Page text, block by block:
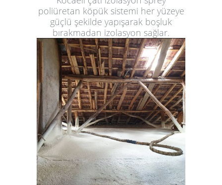
poliüretan köpük sistemi her yüzeye
güçlü şekilde yapışarak boşluk
bırakmadan izolasyon sağlar.